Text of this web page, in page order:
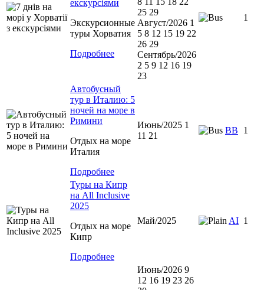
екскурсіями
Экскурсионные
туры Хорватия
Подробнее
25 29
Август/2026 1
5 8 12 15 19 22
26 29
Сентябрь/2026
2 5 9 12 16 19
23
1
Автобусный
тур в Италию: 5
ночей на море в
Римини
Отдых на море
Италия
Подробнее
Июнь/2025 1
11 21
ВВ 1
Туры на Кипр
на All Inclusive
2025
Отдых на море
Кипр
Подробнее
Май/2025 AI 1
Июнь/2026 9
12 16 19 23 26